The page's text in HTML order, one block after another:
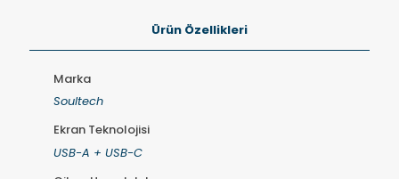
Ürün Özellikleri
Marka
Soultech
Ekran Teknolojisi
USB-A + USB-C